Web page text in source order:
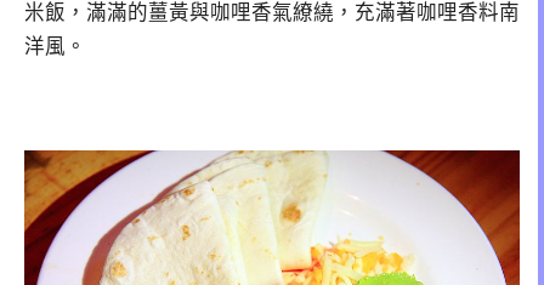
米飯，滿滿的薑黃與咖哩香氣繚繞，充滿著咖哩香料南
洋風。